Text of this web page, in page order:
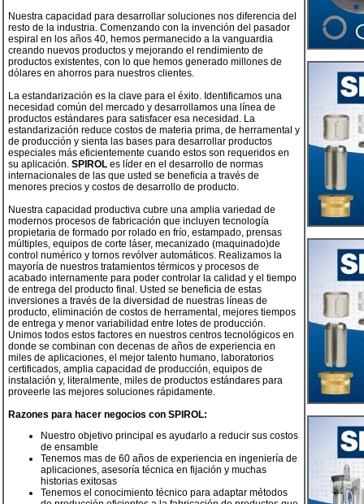
Nuestra capacidad para desarrollar soluciones nos diferencia del
resto de la industria. Comenzando con la invención del pasador
espiral en los años 40, hemos permanecido a la vanguardia
creando nuevos productos y mejorando el rendimiento de
productos existentes, con lo que hemos generado millones de
dólares en ahorros para nuestros clientes.
La estandarización es la clave para el éxito. Identificamos una
necesidad común del mercado y desarrollamos una línea de
productos estándares para satisfacer esa necesidad. La
estandarización reduce costos de materia prima, de herramental y
de producción y sienta las bases para desarrollar productos
especiales más eficientemente cuando estos son requeridos en
su aplicación. SPIROL es líder en el desarrollo de normas
internacionales de las que usted se beneficia a través de
menores precios y costos de desarrollo de producto.
Nuestra capacidad productiva cubre una amplia variedad de
modernos procesos de fabricación que incluyen tecnología
propietaria de formado por rolado en frío, estampado, prensas
múltiples, equipos de corte láser, mecanizado (maquinado)de
control numérico y tornos revólver automáticos. Realizamos la
mayoría de nuestros tratamientos térmicos y procesos de
acabado internamente para poder controlar la calidad y el tiempo
de entrega del producto final. Usted se beneficia de estas
inversiones a través de la diversidad de nuestras líneas de
producto, eliminación de costos de herramental, mejores tiempos
de entrega y menor variabilidad entre lotes de producción.
Unimos todos estos factores en nuestros centros tecnológicos en
donde se combinan con decenas de años de experiencia en
miles de aplicaciones, el mejor talento humano, laboratorios
certificados, amplia capacidad de producción, equipos de
instalación y, literalmente, miles de productos estándares para
proveerle las mejores soluciones rápidamente.
Razones para hacer negocios con SPIROL:
Nuestro objetivo principal es ayudarlo a reducir sus costos
de ensamble
Tenemos mas de 60 años de experiencia en ingeniería de
aplicaciones, asesoría técnica en fijación y muchas
historias exitosas
Tenemos el conocimiento técnico para adaptar métodos